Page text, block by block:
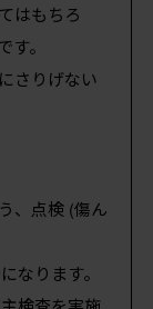
はもちろ
。
さりげない
、点検 (傷ん
なります。